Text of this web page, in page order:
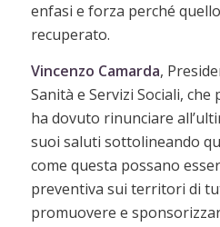
enfasi e forza perché
recuperato.
Vincenzo Camarda,
Sanità e Servizi Sociali,
ha dovuto rinunciare
suoi saluti sottolineando
come questa possano
preventiva sui territori di
promuovere e